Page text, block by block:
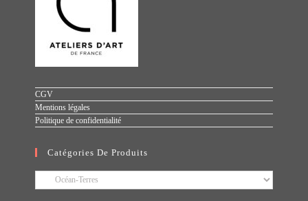
CGV
Mentions légales
Politique de confidentialité
Catégories De Produits